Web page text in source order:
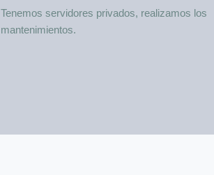
Tenemos servidores privados, realizamos los
mantenimientos.